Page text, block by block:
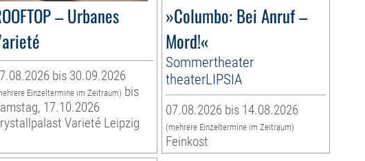
– Urbanes
bis 30.09.2026
Einzeltermine im Zeitraum) bis
17.10.2026
Varieté Leipzig
»Columbo: Bei Anruf –
Mord!«
Sommertheater
theaterLIPSIA
07.08.2026 bis 14.08.2026
(mehrere Einzeltermine im Zeitraum)
Feinkost